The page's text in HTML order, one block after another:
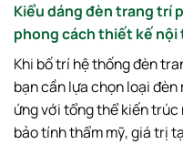
Kiểu dáng đèn trang trí
phong cách thiết kế
Khi bố trí hệ thống đèn
bạn cần lựa chọn loại
ứng với tổng thể kiến
bảo tính thẩm mỹ, giá trị